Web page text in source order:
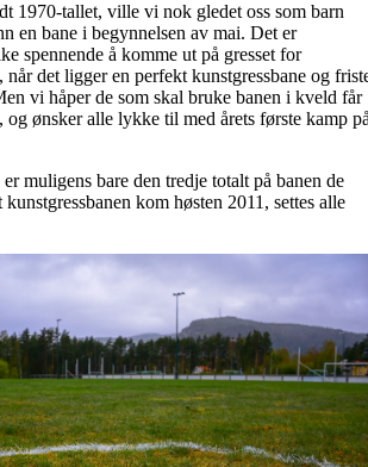
1970-tallet, ville vi nok gledet oss som barn
en bane i begynnelsen av mai. Det er
spennende å komme ut på gresset for
når det ligger en perfekt kunstgressbane og
vi håper de som skal bruke banen i kveld får
og ønsker alle lykke til med årets første kamp
muligens bare den tredje totalt på banen de
kunstgressbanen kom høsten 2011, settes alle